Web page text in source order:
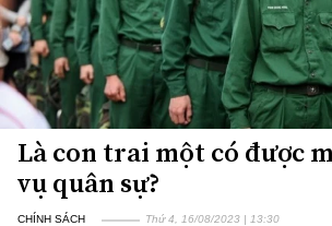
Là con trai một có được
vụ quân sự?
CHÍNH SÁCH Thứ 4, 16/08/2023 | 13:30